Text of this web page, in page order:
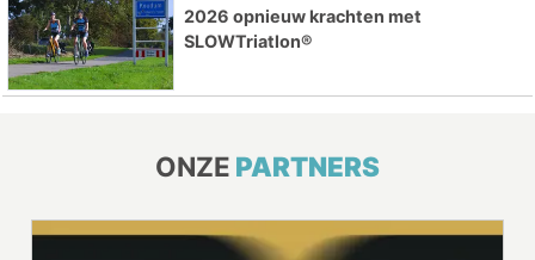
2026 opnieuw krachten met
SLOWTriatlon®
ONZE PARTNERS